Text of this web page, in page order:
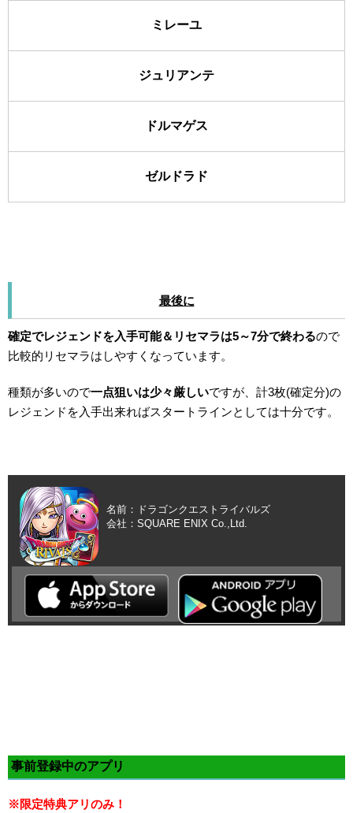
ミレーユ
ジュリアンテ
ドルマゲス
ゼルドラド
最後に
確定でレジェンドを入手可能＆リセマラは5～7分で終わるので
比較的リセマラはしやすくなっています。
種類が多いので一点狙いは少々厳しいですが、計3枚(確定分)の
レジェンドを入手出来ればスタートラインとしては十分です。
名前：ドラゴンクエストライバルズ
会社：SQUARE ENIX Co.,Ltd.
事前登録中のアプリ
※限定特典アリのみ！